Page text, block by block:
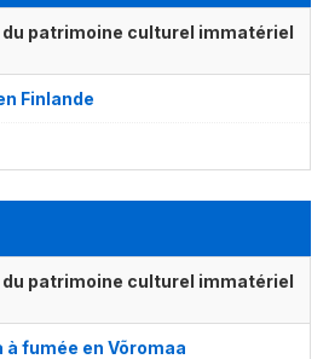
patrimoine culturel immatériel
Finlande
patrimoine culturel immatériel
fumée en Võromaa